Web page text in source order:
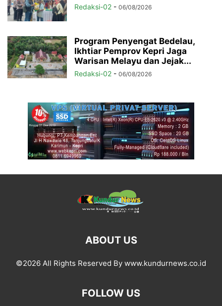
Redaksi-02 - 06/08/2026
Program Penyengat Bedelau,
Ikhtiar Pemprov Kepri Jaga
Warisan Melayu dan Jejak...
Redaksi-02 - 06/08/2026
ABOUT US
©2026 All Rights Reserved By www.kundurnews.co.id
FOLLOW US